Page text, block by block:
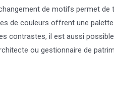
de motifs permet
de couleurs offrent une
contrastes, il est aussi
ou gestionnaire de